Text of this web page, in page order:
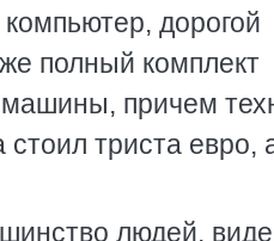
дорогой
полный комплект
машины, причем
триста евро,
людей,